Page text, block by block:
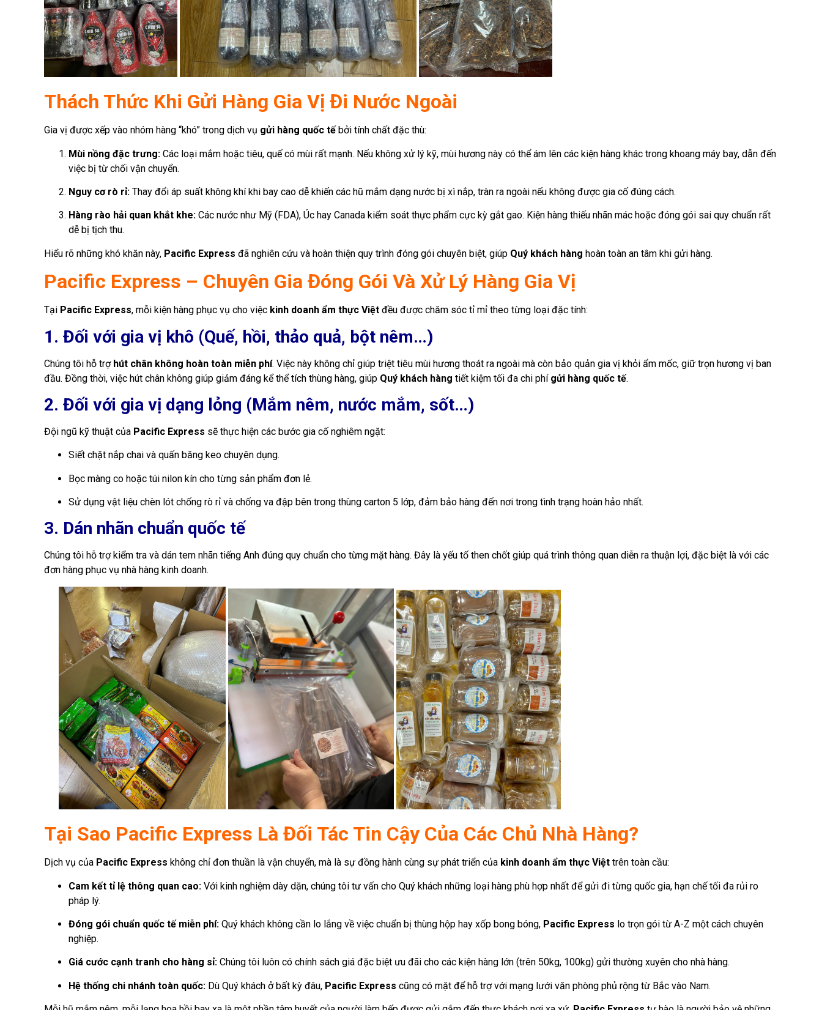
Thách Thức Khi Gửi Hàng Gia Vị Đi Nước Ngoài
Gia vị được xếp vào nhóm hàng “khó” trong dịch vụ gửi hàng quốc tế bởi tính chất đặc thù:
Mùi nồng đặc trưng: Các loại mắm hoặc tiêu, quế có mùi rất mạnh. Nếu không xử lý kỹ, mùi hương này có thể ám lên các kiện hàng khác trong khoang máy bay, dẫn đến
việc bị từ chối vận chuyển.
Nguy cơ rò rỉ: Thay đổi áp suất không khí khi bay cao dễ khiến các hũ mắm dạng nước bị xì nắp, tràn ra ngoài nếu không được gia cố đúng cách.
Hàng rào hải quan khắt khe: Các nước như Mỹ (FDA), Úc hay Canada kiểm soát thực phẩm cực kỳ gắt gao. Kiện hàng thiếu nhãn mác hoặc đóng gói sai quy chuẩn rất
dễ bị tịch thu.
Hiểu rõ những khó khăn này, Pacific Express đã nghiên cứu và hoàn thiện quy trình đóng gói chuyên biệt, giúp Quý khách hàng hoàn toàn an tâm khi gửi hàng.
Pacific Express – Chuyên Gia Đóng Gói Và Xử Lý Hàng Gia Vị
Tại Pacific Express, mỗi kiện hàng phục vụ cho việc kinh doanh ẩm thực Việt đều được chăm sóc tỉ mỉ theo từng loại đặc tính:
1. Đối với gia vị khô (Quế, hồi, thảo quả, bột nêm…)
Chúng tôi hỗ trợ hút chân không hoàn toàn miễn phí. Việc này không chỉ giúp triệt tiêu mùi hương thoát ra ngoài mà còn bảo quản gia vị khỏi ẩm mốc, giữ trọn hương vị ban
đầu. Đồng thời, việc hút chân không giúp giảm đáng kể thể tích thùng hàng, giúp Quý khách hàng tiết kiệm tối đa chi phí gửi hàng quốc tế.
2. Đối với gia vị dạng lỏng (Mắm nêm, nước mắm, sốt…)
Đội ngũ kỹ thuật của Pacific Express sẽ thực hiện các bước gia cố nghiêm ngặt:
Siết chặt nắp chai và quấn băng keo chuyên dụng.
Bọc màng co hoặc túi nilon kín cho từng sản phẩm đơn lẻ.
Sử dụng vật liệu chèn lót chống rò rỉ và chống va đập bên trong thùng carton 5 lớp, đảm bảo hàng đến nơi trong tình trạng hoàn hảo nhất.
3. Dán nhãn chuẩn quốc tế
Chúng tôi hỗ trợ kiểm tra và dán tem nhãn tiếng Anh đúng quy chuẩn cho từng mặt hàng. Đây là yếu tố then chốt giúp quá trình thông quan diễn ra thuận lợi, đặc biệt là với các
đơn hàng phục vụ nhà hàng kinh doanh.
Tại Sao Pacific Express Là Đối Tác Tin Cậy Của Các Chủ Nhà Hàng?
Dịch vụ của Pacific Express không chỉ đơn thuần là vận chuyển, mà là sự đồng hành cùng sự phát triển của kinh doanh ẩm thực Việt trên toàn cầu:
Cam kết tỉ lệ thông quan cao: Với kinh nghiệm dày dặn, chúng tôi tư vấn cho Quý khách những loại hàng phù hợp nhất để gửi đi từng quốc gia, hạn chế tối đa rủi ro
pháp lý.
Đóng gói chuẩn quốc tế miễn phí: Quý khách không cần lo lắng về việc chuẩn bị thùng hộp hay xốp bong bóng, Pacific Express lo trọn gói từ A-Z một cách chuyên
nghiệp.
Giá cước cạnh tranh cho hàng sỉ: Chúng tôi luôn có chính sách giá đặc biệt ưu đãi cho các kiện hàng lớn (trên 50kg, 100kg) gửi thường xuyên cho nhà hàng.
Hệ thống chi nhánh toàn quốc: Dù Quý khách ở bất kỳ đâu, Pacific Express cũng có mặt để hỗ trợ với mạng lưới văn phòng phủ rộng từ Bắc vào Nam.